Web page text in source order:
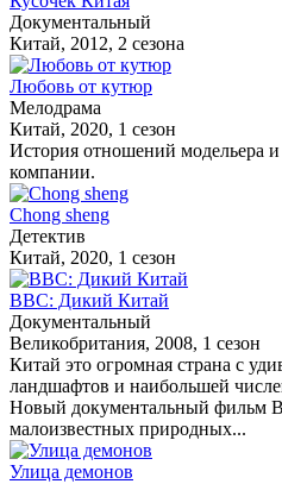
Документальный
Китай, 2012, 2 сезона
Любовь от кутюр
Мелодрама
Китай, 2020, 1 сезон
История отношений модельера
компании.
Chong sheng
Детектив
Китай, 2020, 1 сезон
BBC: Дикий Китай
Документальный
Великобритания, 2008, 1 сезон
Китай это огромная страна с
ландшафтов и наибольшей
Новый документальный фильм
малоизвестных природных...
Улица демонов